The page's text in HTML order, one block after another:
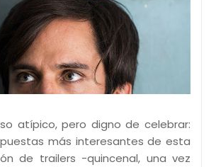
atípico, pero digno de celebrar:
más interesantes de esta
de trailers -quincenal, una vez